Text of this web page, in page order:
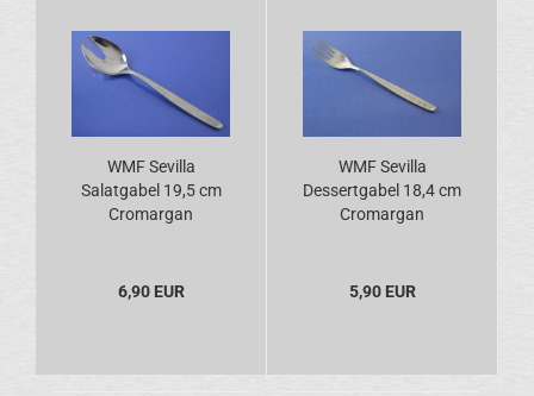
WMF Sevilla
Salatgabel 19,5 cm
Cromargan
6,90 EUR
WMF Sevilla
Dessertgabel 18,4 cm
Cromargan
5,90 EUR